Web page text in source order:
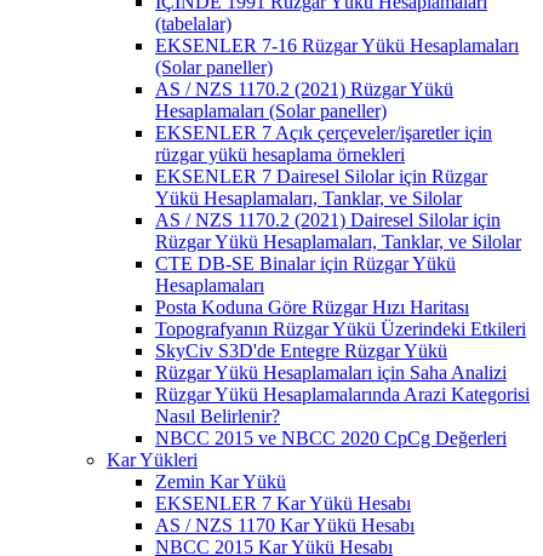
(tabelalar)
EKSENLER 7-16 Rüzgar Yükü Hesaplamaları
(Solar paneller)
AS / NZS 1170.2 (2021) Rüzgar Yükü
Hesaplamaları (Solar paneller)
EKSENLER 7 Açık çerçeveler/işaretler için
rüzgar yükü hesaplama örnekleri
EKSENLER 7 Dairesel Silolar için Rüzgar
Yükü Hesaplamaları, Tanklar, ve Silolar
AS / NZS 1170.2 (2021) Dairesel Silolar için
Rüzgar Yükü Hesaplamaları, Tanklar, ve Silolar
CTE DB-SE Binalar için Rüzgar Yükü
Hesaplamaları
Posta Koduna Göre Rüzgar Hızı Haritası
Topografyanın Rüzgar Yükü Üzerindeki Etkileri
SkyCiv S3D'de Entegre Rüzgar Yükü
Rüzgar Yükü Hesaplamaları için Saha Analizi
Rüzgar Yükü Hesaplamalarında Arazi Kategorisi
Nasıl Belirlenir?
NBCC 2015 ve NBCC 2020 CpCg Değerleri
Kar Yükleri
Zemin Kar Yükü
EKSENLER 7 Kar Yükü Hesabı
AS / NZS 1170 Kar Yükü Hesabı
NBCC 2015 Kar Yükü Hesabı